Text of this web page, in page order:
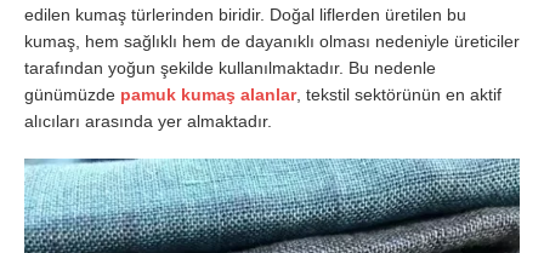
edilen kumaş türlerinden biridir. Doğal liflerden üretilen bu
kumaş, hem sağlıklı hem de dayanıklı olması nedeniyle üreticiler
tarafından yoğun şekilde kullanılmaktadır. Bu nedenle
günümüzde pamuk kumaş alanlar, tekstil sektörünün en aktif
alıcıları arasında yer almaktadır.